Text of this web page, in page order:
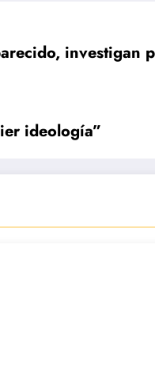
investigan
ideología”